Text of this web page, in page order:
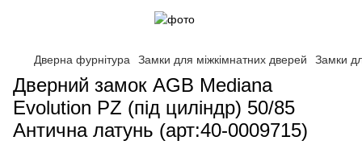
Дверна фурнітура Замки для міжкімнатних дверей Замки
Дверний замок AGB Mediana
Evolution PZ (під циліндр) 50/85
Антична латунь (арт:40-0009715)